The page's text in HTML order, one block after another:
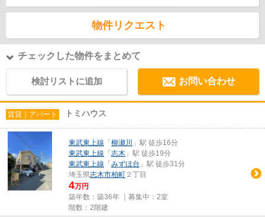
物件リクエスト
チェックした物件をまとめて
検討リストに追加 お問い合わせ
賃貸｜アパート トミハウス
東武東上線 「 柳瀬川
」駅 徒歩16分
東武東上線 「 志木 」駅 徒歩19分
東武東上線 「 みずほ台 」駅 徒歩31分
埼玉県志木市柏町 ２丁目
4万円
築年数：築36年 ｜募集中： 2室
階数：2階建